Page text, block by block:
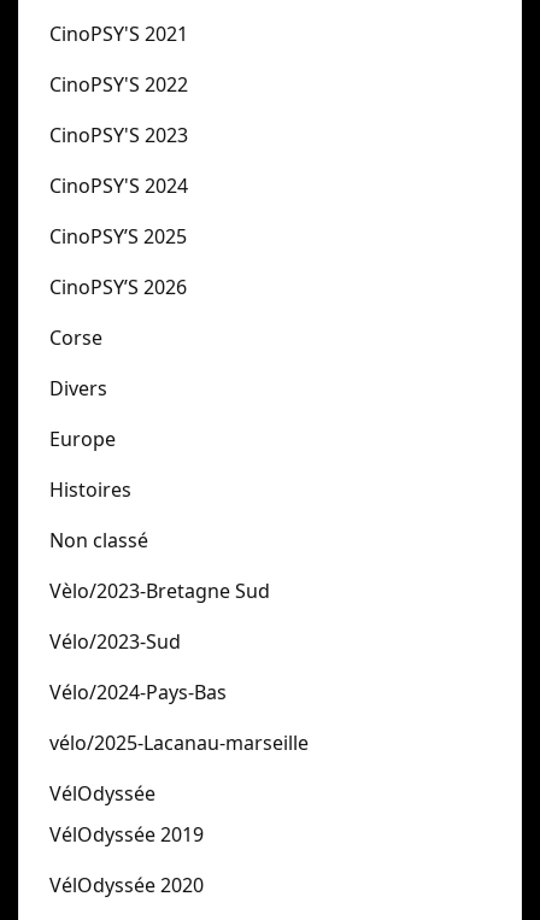
CinoPSY'S 2021
CinoPSY'S 2022
CinoPSY'S 2023
CinoPSY'S 2024
CinoPSY’S 2025
CinoPSY’S 2026
Corse
Divers
Europe
Histoires
Non classé
Vèlo/2023-Bretagne Sud
Vélo/2023-Sud
Vélo/2024-Pays-Bas
vélo/2025-Lacanau-marseille
VélOdyssée
VélOdyssée 2019
VélOdyssée 2020